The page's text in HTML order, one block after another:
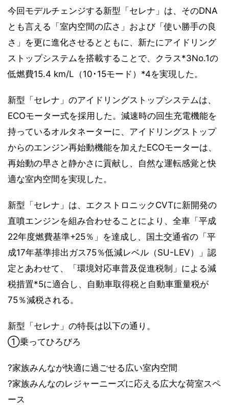
今回モデルチェンジする新型「セレナ」は、そのDNA
とも言える「室内空間の広さ」および「使い勝手の良
さ」を更に進化させるとともに、新たにアイドリング
ストップシステムを搭載することで、クラス*3No.1の
低燃費15.4 km/L（10･15モード）*4を実現した。
新型「セレナ」のアイドリングストップシステムは、
ECOモーター式を採用した。減速時の回生充電機能を
持っているオルタネーターに、アイドリングストップ
からのエンジン再始動機能を加えたECOモーターは、
再始動の早さと静かさに貢献し、自然な運転感覚と快
適な室内空間を実現した。
新型「セレナ」は、エクストロニックCVTに新開発の
直噴エンジンを組み合わせることにより、全車「平成
22年度燃費基準+25％」を達成し、国土交通省の「平
成17年基準排出ガス75％低減レベル（SU-LEV）」認
定とあわせて、「環境対応車普及促進税制」による減
税措置*5に適合し、自動車取得税と自動車重量税が
75％減税される。
新型「セレナ」の特長は以下の通り。
①乗ってひろびろ
?家族みんなが快適に過ごせる広い室内空間
?家族みんなのレジャーニーズに応える広大な荷室スペ
ース